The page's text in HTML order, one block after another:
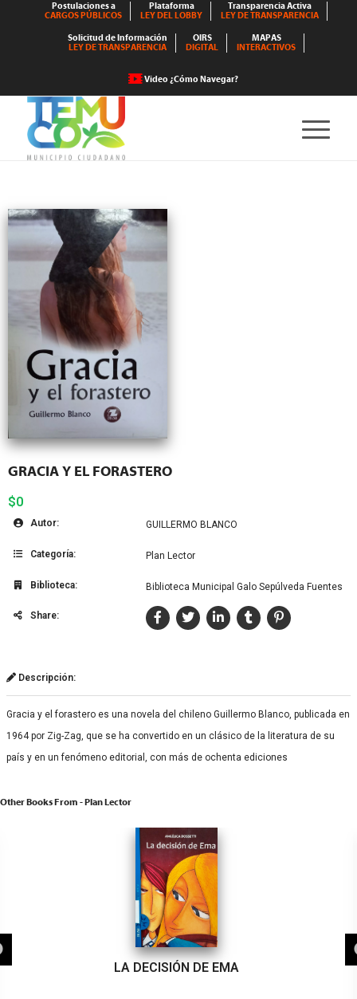
Postulaciones a
CARGOS PÚBLICOS
Plataforma
LEY DEL LOBBY
Transparencia Activa
LEY DE TRANSPARENCIA
Solicitud de Información
LEY DE TRANSPARENCIA
OIRS
DIGITAL
MAPAS
INTERACTIVOS
Video ¿Cómo Navegar?
GRACIA Y EL FORASTERO
$0
Autor: GUILLERMO BLANCO
Categoría: Plan Lector
Biblioteca: Biblioteca Municipal Galo Sepúlveda Fuentes
Share:
Descripción:
Gracia y el forastero es una novela del chileno Guillermo Blanco, publicada en
1964 por Zig-Zag, que se ha convertido en un clásico de la literatura de su
país​ y en un fenómeno editorial, con más de ochenta ediciones
Other Books From - Plan Lector
LA DECISIÓN DE EMA